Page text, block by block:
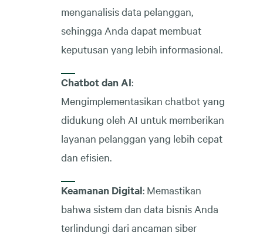
menganalisis data pelanggan,
sehingga Anda dapat membuat
keputusan yang lebih informasional.
Chatbot dan AI:
Mengimplementasikan chatbot yang
didukung oleh AI untuk memberikan
layanan pelanggan yang lebih cepat
dan efisien.
Keamanan Digital: Memastikan
bahwa sistem dan data bisnis Anda
terlindungi dari ancaman siber